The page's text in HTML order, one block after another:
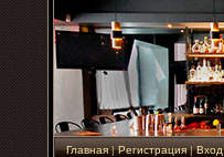
Главная|Регистрация|Вход